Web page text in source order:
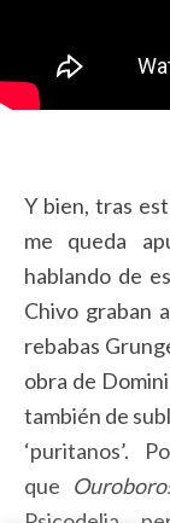
Y bien, tras
me queda
hablando de
Chivo graban
rebabas
obra de
también de
‘puritanos’.
que